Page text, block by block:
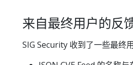
来自最终用户的反
SIG Security 收到了一些最终